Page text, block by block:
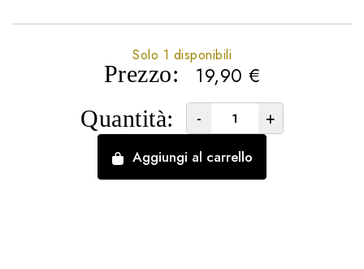
Prezzo: 19,90 €
Solo 1 disponibili
Quantità: - +
Aggiungi al carrello